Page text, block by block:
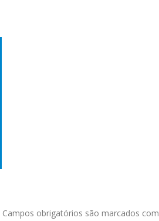
Campos obrigatórios são marcados com